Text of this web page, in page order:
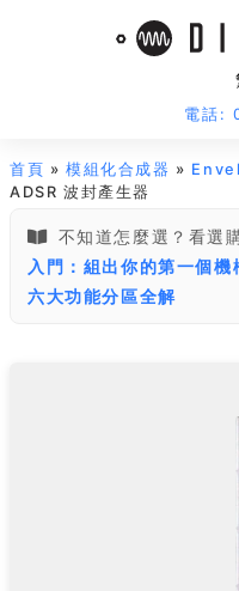
電話:
首頁 »模組化合成器 »
ADSR 波封產生器
不知道怎麼選？看選
入門：組出你的第一個機
六大功能分區全解